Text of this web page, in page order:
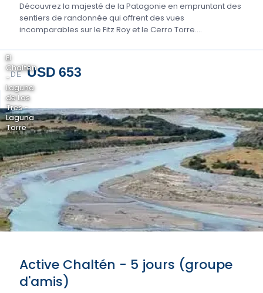
Découvrez la majesté de la Patagonie en empruntant des
sentiers de randonnée qui offrent des vues
incomparables sur le Fitz Roy et le Cerro Torre....
DE USD 653
El
Chaltén
-
Laguna
de Los
Tres -
Laguna
Torre
Active Chaltén - 5 jours (groupe
d'amis)